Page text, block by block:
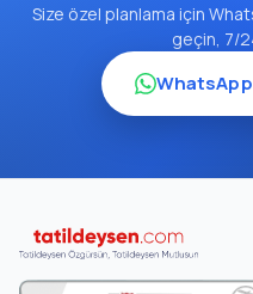
Size özel planlama için
geçin, 7/